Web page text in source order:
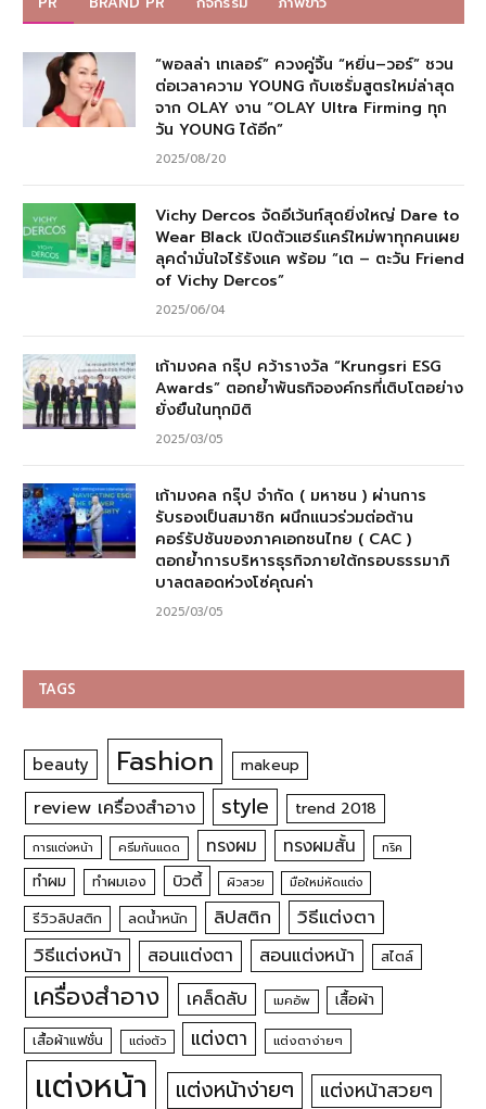
“พอลล่า เทเลอร์” ควงคู่จิ้น “หยิ่น–วอร์” ชวน
ต่อเวลาความ YOUNG กับเซรั่มสูตรใหม่ล่าสุด
จาก OLAY งาน “OLAY Ultra Firming ทุก
วัน YOUNG ได้อีก”
2025/08/20
Vichy Dercos จัดอีเว้นท์สุดยิ่งใหญ่ Dare to
Wear Black เปิดตัวแฮร์แคร์ใหม่พาทุกคนเผย
ลุคดำมั่นใจไร้รังแค พร้อม “เต – ตะวัน Friend
of Vichy Dercos”
2025/06/04
เก้ามงคล กรุ๊ป คว้ารางวัล “Krungsri ESG
Awards” ตอกย้ำพันธกิจองค์กรที่เติบโตอย่าง
ยั่งยืนในทุกมิติ
2025/03/05
เก้ามงคล กรุ๊ป จำกัด ( มหาชน ) ผ่านการ
รับรองเป็นสมาชิก ผนึกแนวร่วมต่อต้าน
คอร์รัปชันของภาคเอกชนไทย ( CAC )
ตอกย้ำการบริหารธุรกิจภายใต้กรอบธรรมาภิ
บาลตลอดห่วงโซ่คุณค่า
2025/03/05
TAGS
beauty Fashion makeup
review เครื่องสำอาง style trend 2018
การแต่งหน้า ครีมกันแดด ทรงผม ทรงผมสั้น ทริค
ทำผม ทำผมเอง บิวตี้ ผิวสวย มือใหม่หัดแต่ง
รีวิวลิปสติก ลดน้ำหนัก ลิปสติก
วิธีแต่งตา
วิธีแต่งหน้า
สอนแต่งตา สอนแต่งหน้า สไตล์
เครื่องสำอาง เคล็ดลับ เมคอัพ เสื้อผ้า
เสื้อผ้าแฟชั่น แต่งตัว แต่งตา แต่งตาง่ายๆ
แต่งหน้า แต่งหน้าง่ายๆ แต่งหน้าสวยๆ